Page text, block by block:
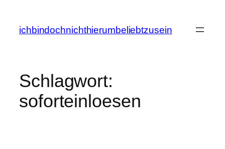
springen
ichbindochnichthierumbeliebtzusein
Schlagwort:
soforteinloesen